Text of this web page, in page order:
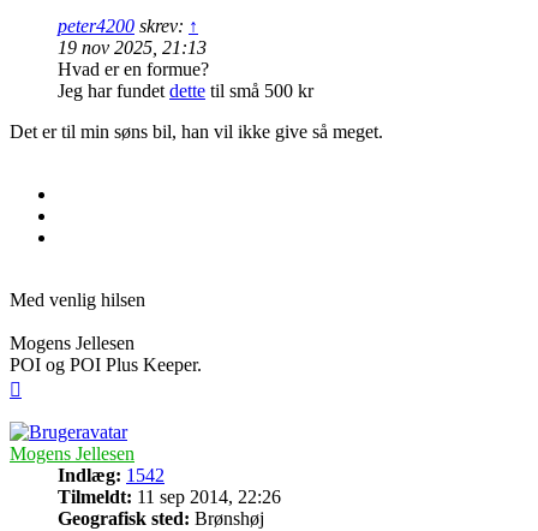
peter4200 skrev: ↑
19 nov 2025, 21:13
Hvad er en formue?
Jeg har fundet dette til små 500 kr
Det er til min søns bil, han vil ikke give så meget.
Med venlig hilsen
Mogens Jellesen
POI og POI Plus Keeper.
Mogens Jellesen
Indlæg: 1542
Tilmeldt: 11 sep 2014, 22:26
Geografisk sted: Brønshøj